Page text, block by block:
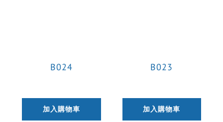
B024
加入購物車
B023
加入購物車